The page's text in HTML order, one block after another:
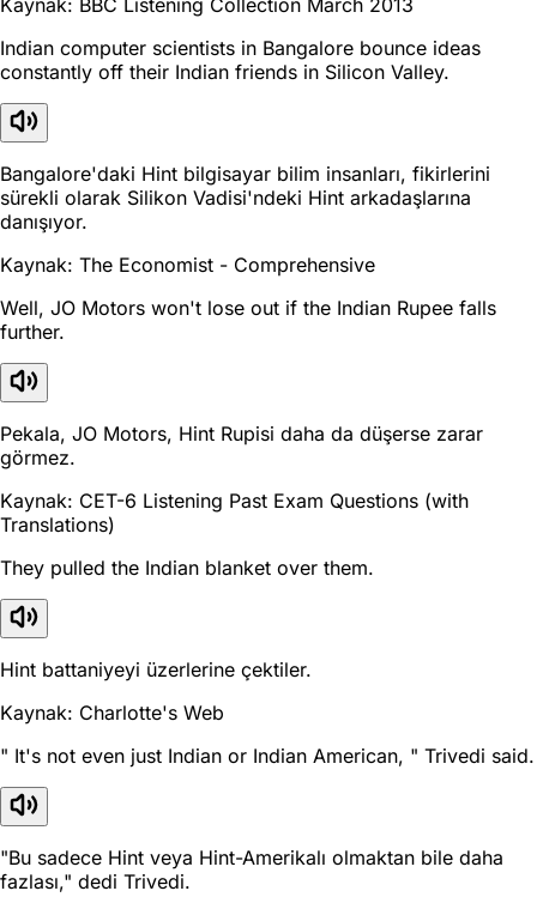
Indian computer scientists in Bangalore bounce ideas
constantly off their Indian friends in Silicon Valley.
Bangalore'daki Hint bilgisayar bilim insanları, fikirlerini
sürekli olarak Silikon Vadisi'ndeki Hint arkadaşlarına
danışıyor.
Kaynak: The Economist - Comprehensive
Well, JO Motors won't lose out if the Indian Rupee falls
further.
Pekala, JO Motors, Hint Rupisi daha da düşerse zarar
görmez.
Kaynak: CET-6 Listening Past Exam Questions (with
Translations)
They pulled the Indian blanket over them.
Hint battaniyeyi üzerlerine çektiler.
Kaynak: Charlotte's Web
" It's not even just Indian or Indian American, " Trivedi said.
"Bu sadece Hint veya Hint-Amerikalı olmaktan bile daha
fazlası," dedi Trivedi.